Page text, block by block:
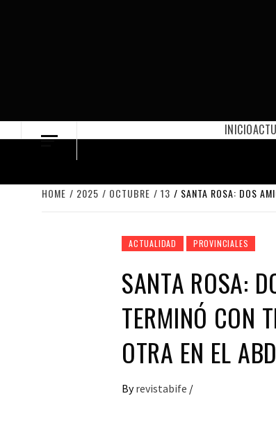
INICIO
HOME 2025 OCTUBRE 13 SANTA ROSA: DOS
ACTUALIDAD PROVINCIALES
SANTA ROSA:
TERMINÓ CON
OTRA EN EL
By revistabife /